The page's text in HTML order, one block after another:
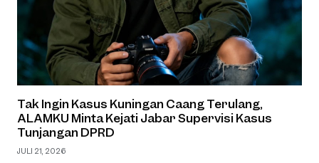
Tak Ingin Kasus Kuningan Caang Terulang,
ALAMKU Minta Kejati Jabar Supervisi Kasus
Tunjangan DPRD
JULI 21, 2026